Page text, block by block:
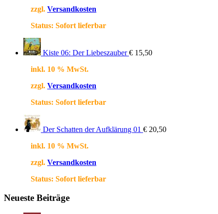
zzgl. Versandkosten
Status: Sofort lieferbar
Kiste 06: Der Liebeszauber € 15,50
inkl. 10 % MwSt.
zzgl. Versandkosten
Status: Sofort lieferbar
Der Schatten der Aufklärung 01 € 20,50
inkl. 10 % MwSt.
zzgl. Versandkosten
Status: Sofort lieferbar
Neueste Beiträge